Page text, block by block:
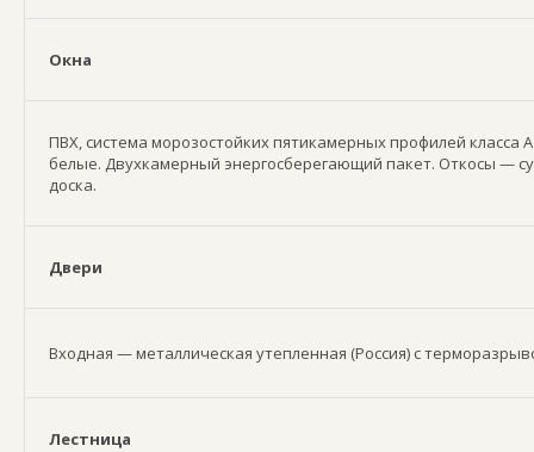
Окна
ПВХ, система морозостойких пятикамерных профилей класса
белые. Двухкамерный энергосберегающий пакет. Откосы —
доска.
Двери
Входная — металлическая утепленная (Россия) с
Лестница